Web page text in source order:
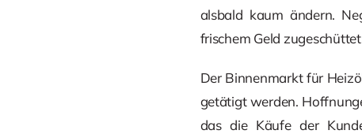
alsbald kaum ändern.
frischem Geld
Der Binnenmarkt für
getätigt werden.
das die Käufe der